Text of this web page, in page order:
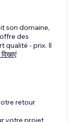
son domaine,
des
qualité - prix. Il
retour
votre projet